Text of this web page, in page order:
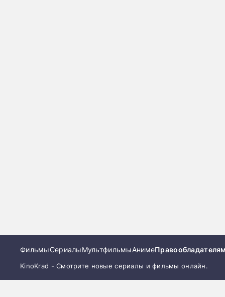
ФильмыСериалыМультфильмыАниме
KinoKrad - Смотрите новые сериалы и фильмы онлайн.